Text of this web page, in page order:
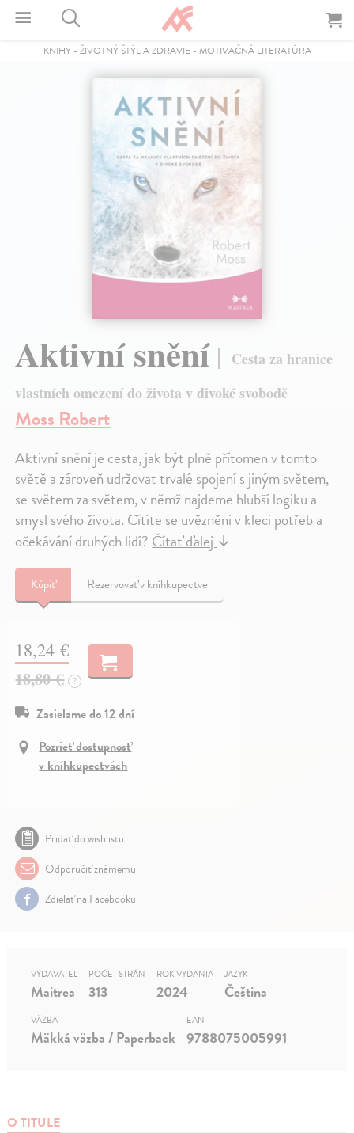
KNIHY- ŽIVOTNÝ ŠTÝL A ZDRAVIE- MOTIVAČNÁ LITERATÚRA
Aktivní snění
Cesta za hranice
vlastních omezení do života v divoké svobodě
Moss Robert
Aktivní snění je cesta, jak být plně přítomen v tomto
světě a zároveň udržovat trvalé spojení s jiným světem,
se světem za světem, v němž najdeme hlubší logiku a
smysl svého života. Cítíte se uvězněni v kleci potřeb a
očekávání druhých lidí? Čítať ďalej ↓
Kúpiť Rezervovať v kníhkupectve
18,24 €
18,80 € ?
Zasielame do 12 dní
Pozrieť dostupnosť
v kníhkupectvách
Pridať do wishlistu
Odporučiť známemu
Zdielať na Facebooku
O TITULE
VYDAVATEĽ
Maitrea
POČET STRÁN
313
ROK VYDANIA
2024
JAZYK
Čeština
VÄZBA
Mäkká väzba / Paperback
EAN
9788075005991